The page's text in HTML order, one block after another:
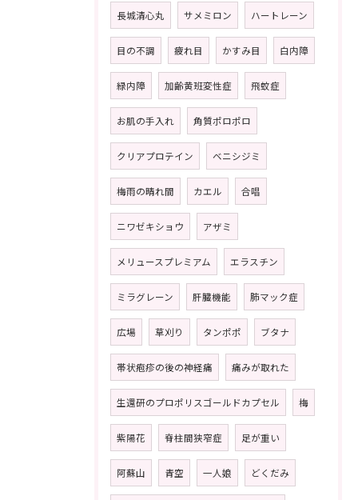
長城清心丸 サメミロン ハートレーン
目の不調 疲れ目 かすみ目 白内障
緑内障 加齢黄班変性症 飛蚊症
お肌の手入れ 角質ポロポロ
クリアプロテイン ベニシジミ
梅雨の晴れ間 カエル 合唱
ニワゼキショウ アザミ
メリュースプレミアム エラスチン
ミラグレーン 肝臓機能 肺マック症
広場 草刈り タンポポ ブタナ
帯状疱疹の後の神経痛 痛みが取れた
生還研のプロポリスゴールドカプセル 梅
紫陽花 脊柱間狭窄症 足が重い
阿蘇山 青空 一人娘 どくだみ